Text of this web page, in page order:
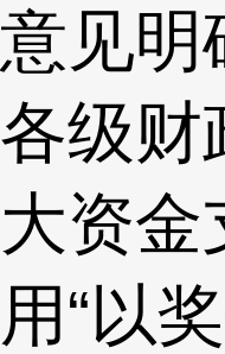
意见明
各级财
大资金
用“以